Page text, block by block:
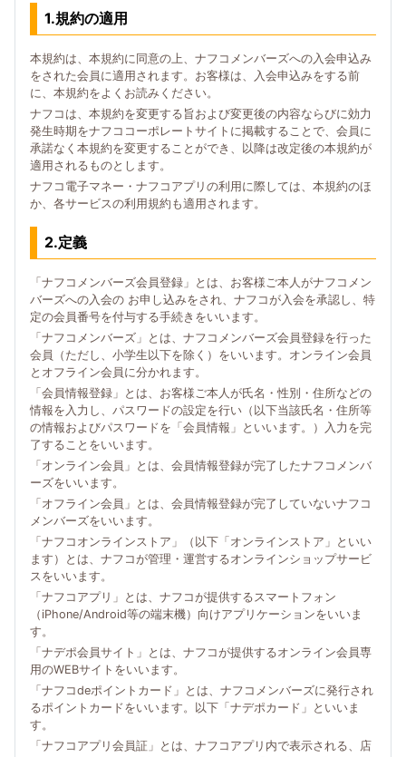
1.規約の適用
本規約は、本規約に同意の上、ナフコメンバーズへの入会申込み
をされた会員に適用されます。お客様は、入会申込みをする前
に、本規約をよくお読みください。
ナフコは、本規約を変更する旨および変更後の内容ならびに効力
発生時期をナフココーポレートサイトに掲載することで、会員に
承諾なく本規約を変更することができ、以降は改定後の本規約が
適用されるものとします。
ナフコ電子マネー・ナフコアプリの利用に際しては、本規約のほ
か、各サービスの利用規約も適用されます。
2.定義
「ナフコメンバーズ会員登録」とは、お客様ご本人がナフコメン
バーズへの入会の お申し込みをされ、ナフコが入会を承認し、特
定の会員番号を付与する手続きをいいます。
「ナフコメンバーズ」とは、ナフコメンバーズ会員登録を行った
会員（ただし、小学生以下を除く）をいいます。オンライン会員
とオフライン会員に分かれます。
「会員情報登録」とは、お客様ご本人が氏名・性別・住所などの
情報を入力し、パスワードの設定を行い（以下当該氏名・住所等
の情報およびパスワードを「会員情報」といいます。）入力を完
了することをいいます。
「オンライン会員」とは、会員情報登録が完了したナフコメンバ
ーズをいいます。
「オフライン会員」とは、会員情報登録が完了していないナフコ
メンバーズをいいます。
「ナフコオンラインストア」（以下「オンラインストア」といい
ます）とは、ナフコが管理・運営するオンラインショップサービ
スをいいます。
「ナフコアプリ」とは、ナフコが提供するスマートフォン
（iPhone/Android等の端末機）向けアプリケーションをいいま
す。
「ナデポ会員サイト」とは、ナフコが提供するオンライン会員専
用のWEBサイトをいいます。
「ナフコdeポイントカード」とは、ナフコメンバーズに発行され
るポイントカードをいいます。以下「ナデポカード」といいま
す。
「ナフコアプリ会員証」とは、ナフコアプリ内で表示される、店